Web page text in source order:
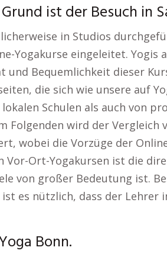
ist der Besuch in
in Studios
Yogakurse eingeleitet.
und Bequemlichkeit dieser
die sich wie unsere auf
Schulen als auch von
Folgenden wird der Vergleich
wobei die Vorzüge der
Vor-Ort-Yogakursen ist die
von großer Bedeutung ist.
ist es nützlich, dass der Lehrer
Bonn.